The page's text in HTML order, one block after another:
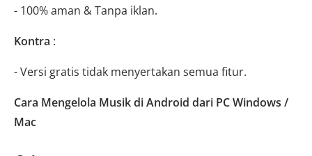
- 100% aman & Tanpa iklan.
Kontra :
- Versi gratis tidak menyertakan semua fitur.
Cara Mengelola Musik di Android dari PC Windows /
Mac